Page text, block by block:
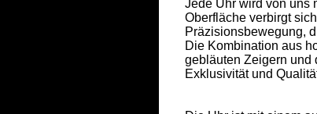
Jede Uhr wird von uns
Oberfläche verbirgt
Präzisionsbewegung,
Die Kombination aus
gebläuten Zeigern und
Exklusivität und